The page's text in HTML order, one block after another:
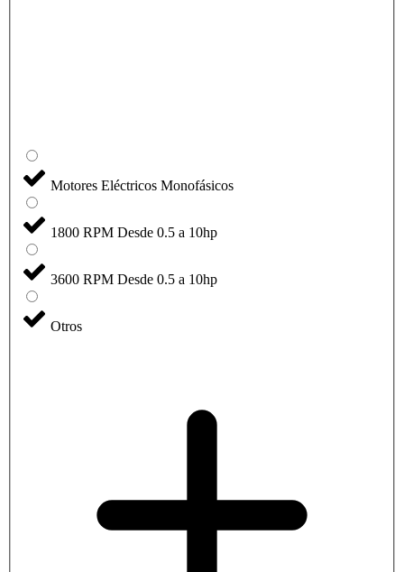
Motores Eléctricos Monofásicos
1800 RPM Desde 0.5 a 10hp
3600 RPM Desde 0.5 a 10hp
Otros